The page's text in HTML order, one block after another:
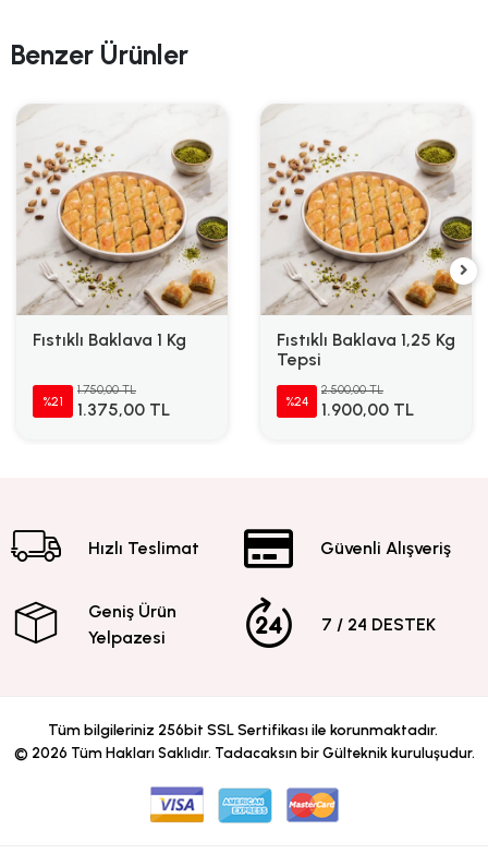
Benzer Ürünler
Fıstıklı Baklava 1 Kg
%21
1.750,00 TL
1.375,00 TL
Fıstıklı Baklava 1,25 Kg
Tepsi
%24
2.500,00 TL
1.900,00 TL
Hızlı Teslimat Güvenli Alışveriş
Geniş Ürün
Yelpazesi
7 / 24 DESTEK
Tüm bilgileriniz 256bit SSL Sertifikası ile korunmaktadır.
© 2026 Tüm Hakları Saklıdır. Tadacaksın bir Gülteknik kuruluşudur.